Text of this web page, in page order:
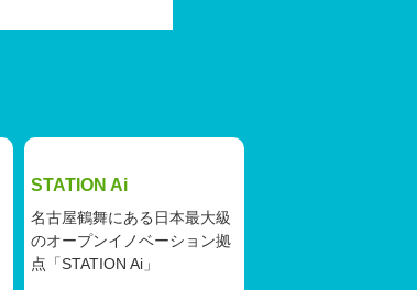
STATION Ai
名古屋鶴舞にある日本最大級
のオープンイノベーション拠
点「STATION Ai」